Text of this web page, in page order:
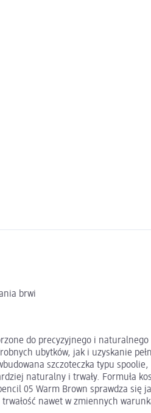
brwi
do precyzyjnego i
ubytków, jak i uzyskanie
szczoteczka typu
naturalny i trwały. Formuła
05 Warm Brown sprawdza
nawet w zmiennych